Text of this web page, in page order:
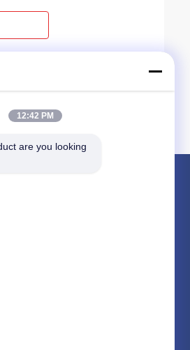
12:42 PM
are you looking